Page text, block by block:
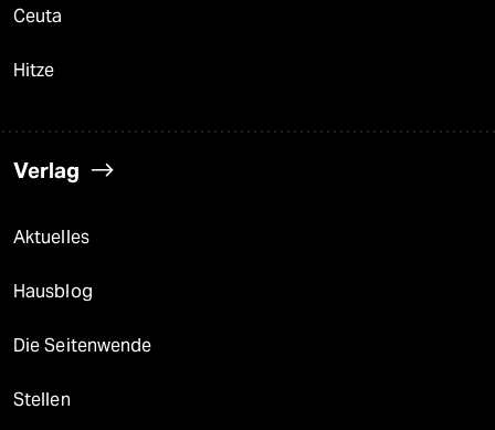
Ceuta
Hitze
Verlag
Aktuelles
Hausblog
Die Seitenwende
Stellen